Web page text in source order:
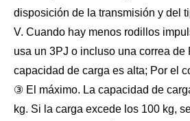
disposición de la transmisión y del
V. Cuando hay menos rodillos
usa un 3PJ o incluso una correa de
capacidad de carga es alta; Por el
③ El máximo. La capacidad de
kg. Si la carga excede los 100 kg,